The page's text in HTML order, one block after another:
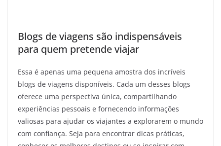
Blogs de viagens são indispensáveis
para quem pretende viajar
Essa é apenas uma pequena amostra dos incríveis
blogs de viagens disponíveis. Cada um desses blogs
oferece uma perspectiva única, compartilhando
experiências pessoais e fornecendo informações
valiosas para ajudar os viajantes a explorarem o mundo
com confiança. Seja para encontrar dicas práticas,